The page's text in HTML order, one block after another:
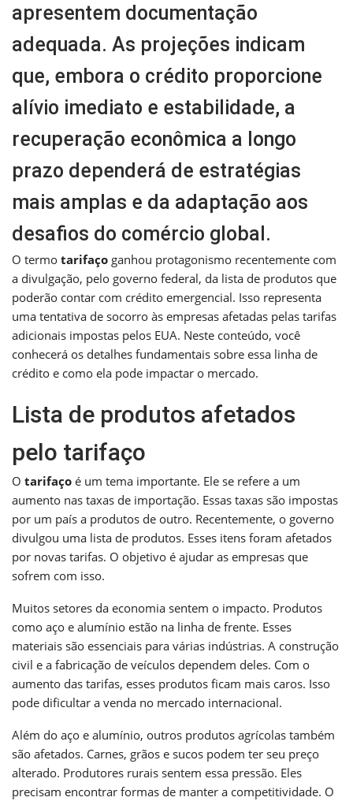
apresentem documentação
adequada. As projeções indicam
que, embora o crédito proporcione
alívio imediato e estabilidade, a
recuperação econômica a longo
prazo dependerá de estratégias
mais amplas e da adaptação aos
desafios do comércio global.
O termo tarifaço ganhou protagonismo recentemente com
a divulgação, pelo governo federal, da lista de produtos que
poderão contar com crédito emergencial. Isso representa
uma tentativa de socorro às empresas afetadas pelas tarifas
adicionais impostas pelos EUA. Neste conteúdo, você
conhecerá os detalhes fundamentais sobre essa linha de
crédito e como ela pode impactar o mercado.
Lista de produtos afetados
pelo tarifaço
O tarifaço é um tema importante. Ele se refere a um
aumento nas taxas de importação. Essas taxas são impostas
por um país a produtos de outro. Recentemente, o governo
divulgou uma lista de produtos. Esses itens foram afetados
por novas tarifas. O objetivo é ajudar as empresas que
sofrem com isso.
Muitos setores da economia sentem o impacto. Produtos
como aço e alumínio estão na linha de frente. Esses
materiais são essenciais para várias indústrias. A construção
civil e a fabricação de veículos dependem deles. Com o
aumento das tarifas, esses produtos ficam mais caros. Isso
pode dificultar a venda no mercado internacional.
Além do aço e alumínio, outros produtos agrícolas também
são afetados. Carnes, grãos e sucos podem ter seu preço
alterado. Produtores rurais sentem essa pressão. Eles
precisam encontrar formas de manter a competitividade. O